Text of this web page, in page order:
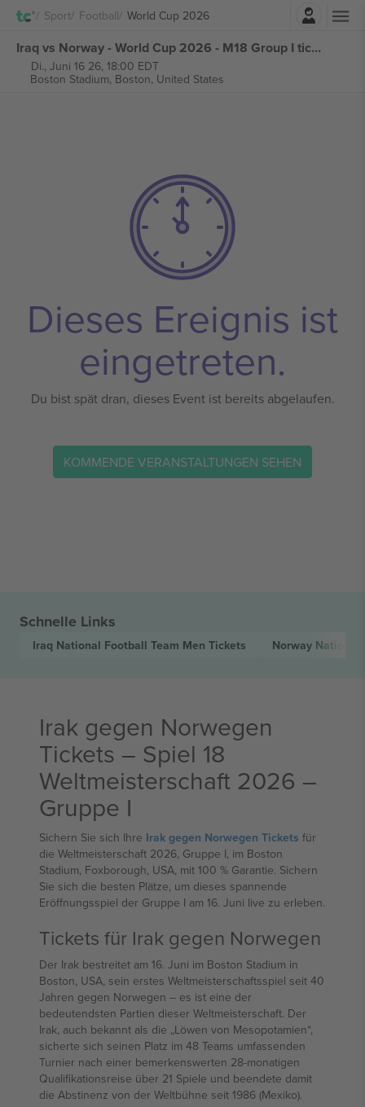
Sport Football World Cup 2026Einloggen
Iraq vs Norway - World Cup 2026 - M18 Group I tickets
Di., Juni 16 26, 18:00 EDT
Boston Stadium, Boston, United States
Dieses Ereignis ist
eingetreten.
Du bist spät dran, dieses Event ist bereits abgelaufen.
KOMMENDE VERANSTALTUNGEN SEHEN
Schnelle Links
Iraq National Football Team Men Tickets Norway
Irak gegen Norwegen
Tickets – Spiel 18
Weltmeisterschaft 2026 –
Gruppe I
Sichern Sie sich Ihre Irak gegen Norwegen Tickets für
die Weltmeisterschaft 2026, Gruppe I, im Boston
Stadium, Foxborough, USA, mit 100 % Garantie. Sichern
Sie sich die besten Plätze, um dieses spannende
Eröffnungsspiel der Gruppe I am 16. Juni live zu erleben.
Tickets für Irak gegen Norwegen
Der Irak bestreitet am 16. Juni im Boston Stadium in
Boston, USA, sein erstes Weltmeisterschaftsspiel seit 40
Jahren gegen Norwegen – es ist eine der
bedeutendsten Partien dieser Weltmeisterschaft. Der
Irak, auch bekannt als die „Löwen von Mesopotamien“,
sicherte sich seinen Platz im 48 Teams umfassenden
Turnier nach einer bemerkenswerten 28-monatigen
Qualifikationsreise über 21 Spiele und beendete damit
die Abstinenz von der Weltbühne seit 1986 (Mexiko).